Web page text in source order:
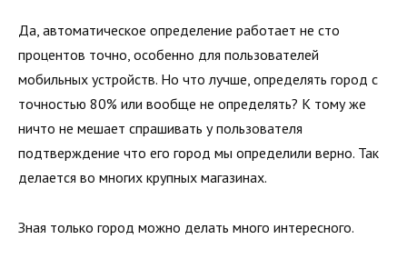
Да, автоматическое определение работает не сто
процентов точно, особенно для пользователей
мобильных устройств. Но что лучше, определять город с
точностью 80% или вообще не определять? К тому же
ничто не мешает спрашивать у пользователя
подтверждение что его город мы определили верно. Так
делается во многих крупных магазинах.
Зная только город можно делать много интересного.